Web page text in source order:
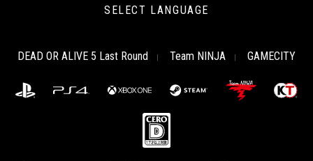
SELECT LANGUAGE
DEAD OR ALIVE 5 Last Round Team NINJA GAMECITY